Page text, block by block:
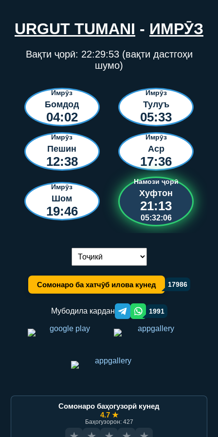
URGUT TUMANI - ИМРӮЗ
Вақти ҷорӣ: 22:29:53(вақти дастгоҳи
шумо)
Имрӯз
Бомдод
04:02
Имрӯз
Тулуъ
05:33
Имрӯз
Пешин
12:38
Имрӯз
Аср
17:36
Имрӯз
Шом
19:46
Намози ҷорӣ
Хуфтон
21:13
05:32:06
Иваз кардани забон:
Сомонаро ба хатчӯб илова кунед 17986
Мубодила кардан Telegram orqali ulashish
WhatsApp orqali ulashish
1991
Сомонаро баҳогузорӣ кунед
4.7 ★
Баҳогузорон: 427